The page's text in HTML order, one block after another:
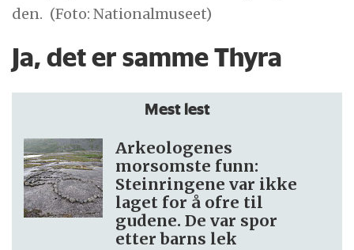
den. (Foto: Nationalmuseet)
Ja, det er samme Thyra
Mest lest
Arkeologenes
morsomste funn:
Steinringene var ikke
laget for å ofre til
gudene. De var spor
etter barns lek